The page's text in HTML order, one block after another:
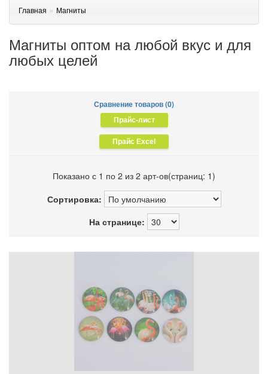
Главная » Магниты
Магниты оптом на любой вкус и для
любых целей
Сравнение товаров (0)
Показано с 1 по 2 из 2 арт-ов(страниц: 1)
Сортировка:
На странице: